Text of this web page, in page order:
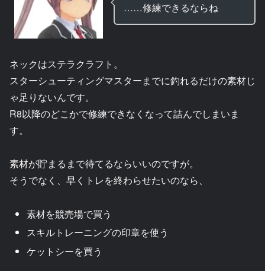
……修練できるならね
ネックはステラクラフト。
スターシューティングマスターまでに釣れるだけの素材じ
ゃ足りないんです。
R8以降のどこかで修練できなくなって詰んでしまいま
す。
素材が貯まるまで待てるならいいのですが。
そうでなく、早くトレを終わらせたいのなら、
素材を競売場で買う
スキルトレーニングの印章を使う
ケットシーを買う